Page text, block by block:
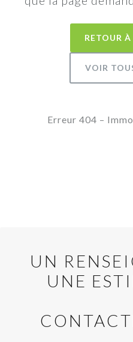
RETOUR
VOIR
Erreur 404 –
UN
UNE